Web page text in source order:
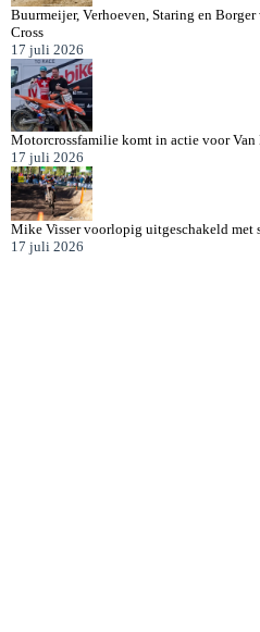
Buurmeijer, Verhoeven, Staring en
Cross
17 juli 2026
Motorcrossfamilie komt in actie voor Van
17 juli 2026
Mike Visser voorlopig uitgeschakeld met
17 juli 2026